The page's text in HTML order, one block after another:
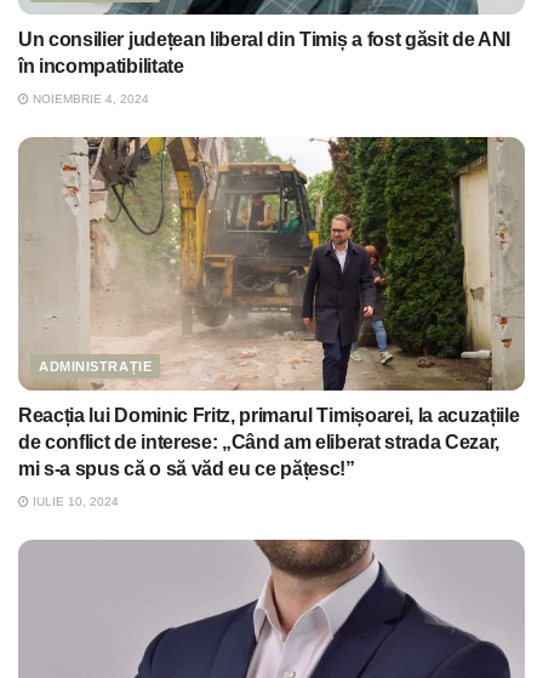
Un consilier județean liberal din Timiș a fost găsit de ANI
în incompatibilitate
NOIEMBRIE 4, 2024
ADMINISTRAȚIE
Reacția lui Dominic Fritz, primarul Timișoarei, la acuzațiile
de conflict de interese: „Când am eliberat strada Cezar,
mi s-a spus că o să văd eu ce pățesc!”
IULIE 10, 2024